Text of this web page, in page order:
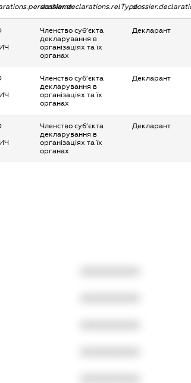
dossier.declarations.relType
Членство суб’єкта
декларування в
організаціях та їх
органах
Декларант
Членство суб’єкта
декларування в
організаціях та їх
органах
Декларант
Членство суб’єкта
декларування в
організаціях та їх
органах
Декларант